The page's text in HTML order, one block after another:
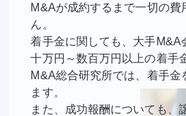
M&Aが成約するまで一切の費
ん。
着手金に関しても、大手M&A
十万円～数百万円以上の着手
M&A総合研究所では、着手金
ます。
また、成功報酬についても、